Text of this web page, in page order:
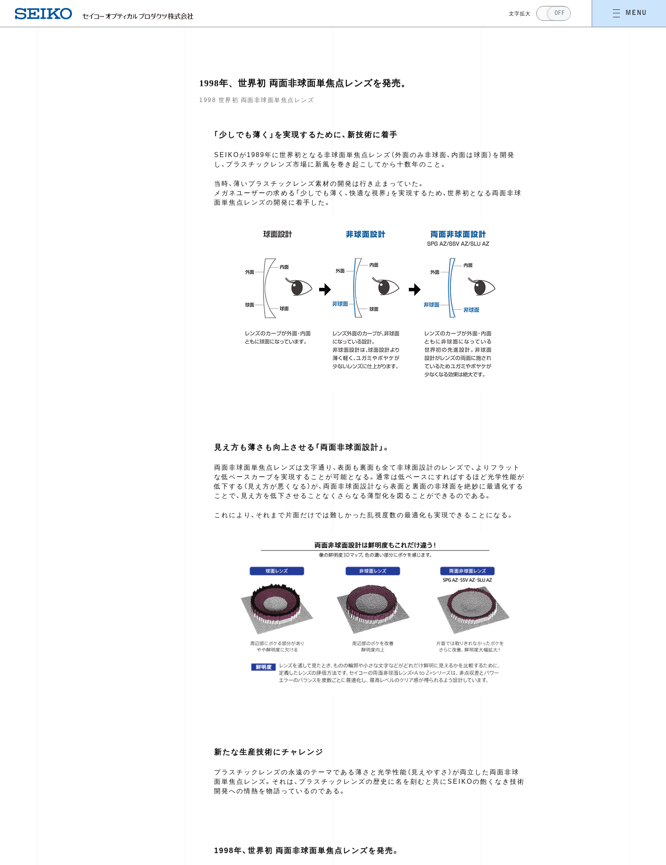
文字拡大 OFF MENU
1998年、世界初 両面非球面単焦点レンズを発売。
1998 世界初 両面非球面単焦点レンズ
｢少しでも薄く」を実現するために、新技術に着手
SEIKOが1989年に世界初となる非球面単焦点レンズ（外面のみ非球面、内面は球面）を開発
し、プラスチックレンズ市場に新風を巻き起こしてから十数年のこと。
当時、薄いプラスチックレンズ素材の開発は行き止まっていた。
メガネユーザーの求める「少しでも薄く、快適な視界」を実現するため、世界初となる両面非球
面単焦点レンズの開発に着手した。
見え方も薄さも向上させる「両面非球面設計」。
両面非球面単焦点レンズは文字通り、表面も裏面も全て非球面設計のレンズで、よりフラット
な低ベースカーブを実現することが可能となる。通常は低ベースにすればするほど光学性能が
低下する（見え方が悪くなる）が、両面非球面設計なら表面と裏面の非球面を絶妙に最適化する
ことで、見え方を低下させることなくさらなる薄型化を図ることができるのである。
これにより、それまで片面だけでは難しかった乱視度数の最適化も実現できることになる。
新たな生産技術にチャレンジ
プラスチックレンズの永遠のテーマである薄さと光学性能（見えやすさ）が両立した両面非球
面単焦点レンズ。それは、プラスチックレンズの歴史に名を刻むと共にSEIKOの飽くなき技術
開発への情熱を物語っているのである。
1998年、世界初 両面非球面単焦点レンズを発売。